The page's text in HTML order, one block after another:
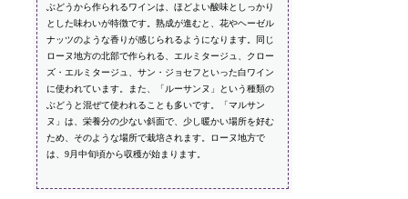
ぶどうから作られるワインは、ほどよい酸味としっかり
とした味わいが特徴です。熟成が進むと、花やヘーゼル
ナッツのような香りが感じられるようになります。同じ
ローヌ地方の北部で作られる、エルミタージュ、クロー
ズ・エルミタージュ、サン・ジョセフといった白ワイン
に使われています。また、「ルーサンヌ」という種類の
ぶどうと混ぜて使われることも多いです。「マルサン
ヌ」は、栄養分の少ない斜面で、少し暖かい場所を好む
ため、そのような場所で栽培されます。ローヌ地方で
は、9月中旬頃から収穫が始まります。